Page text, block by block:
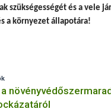
szükségességét és a vele
a környezet állapotára!